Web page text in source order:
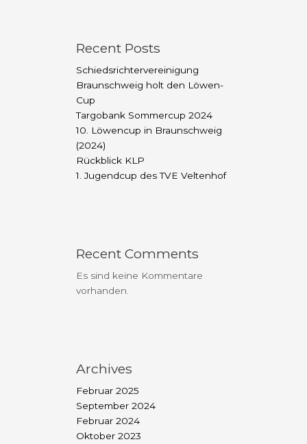
Recent Posts
Schiedsrichtervereinigung
Braunschweig holt den Löwen-
Cup
Targobank Sommercup 2024
10. Löwencup in Braunschweig
(2024)
Rückblick KLP
1. Jugendcup des TVE Veltenhof
Recent Comments
Es sind keine Kommentare
vorhanden.
Archives
Februar 2025
September 2024
Februar 2024
Oktober 2023